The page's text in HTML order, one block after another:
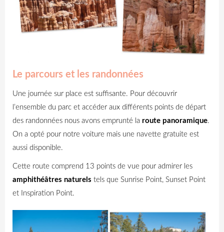
Le parcours et les randonnées
Une journée sur place est suffisante. Pour découvrir
l’ensemble du parc et accéder aux différents points de départ
des randonnées nous avons emprunté la route panoramique.
On a opté pour notre voiture mais une navette gratuite est
aussi disponible.
Cette route comprend 13 points de vue pour admirer les
amphithéâtres naturels tels que Sunrise Point, Sunset Point
et Inspiration Point.